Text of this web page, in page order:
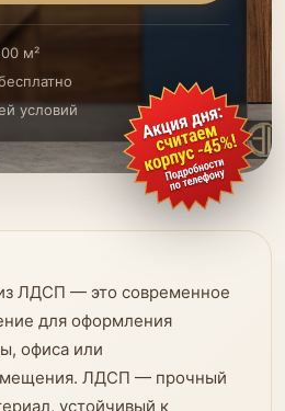
м²
условий
ЛДСП — это современное
для оформления
офиса или
ЛДСП — прочный
устойчивый к